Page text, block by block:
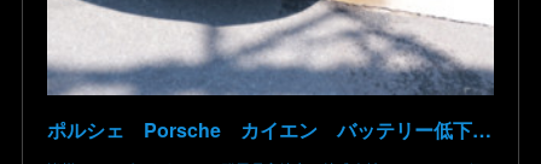
ポルシェ Porsche カイエン バッテリー低下 リチウムイオンバッテリー復旧 バッテリー上がり 充電できない 9YA E3K30型 ポルシェ修理 群馬県 高崎市